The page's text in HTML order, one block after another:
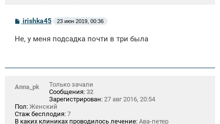
С
б
и
irishka45 23 июн 2019, 00:36
Не, у меня подсадка почти в три была
Anna_pk
Только зачали
Сообщения: 32
Зарегистрирован: 27 авг 2016, 20:54
Пол: Женский
Стаж бесплодия: 7
В каких клиниках проводилось лечение: Ава-петер